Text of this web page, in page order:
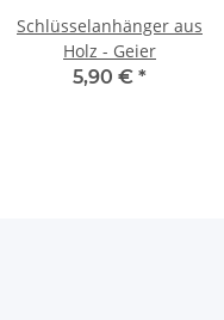
Schlüsselanhänger aus
Holz - Geier
5,90 € *